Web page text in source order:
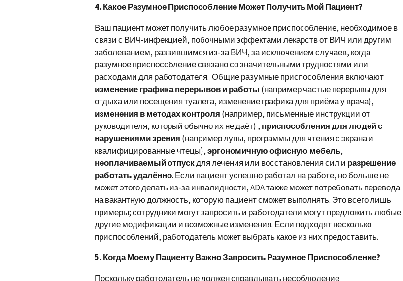
4. Какое Разумное Приспособление Может Получить Мой Пациент?
Ваш пациент может получить любое разумное приспособление, необходимое в
связи с ВИЧ-инфекцией, побочными эффектами лекарств от ВИЧ или другим
заболеванием, развившимся из-за ВИЧ, за исключением случаев, когда
разумное приспособление связано со значительными трудностями или
расходами для работодателя. Общие разумные приспособления включают
изменение графика перерывов и работы (например частые перерывы для
отдыха или посещения туалета, изменение графика для приёма у врача),
изменения в методах контроля (например, письменные инструкции от
руководителя, который обычно их не даёт) , приспособления для людей с
нарушениями зрения (например лупы, программы для чтения с экрана и
квалифицированные чтецы),эргономичную офисную мебель,
неоплачиваемый отпускдля лечения или восстановления сил и разрешение
работать удалённо. Если пациент успешно работал на работе, но больше не
может этого делать из-за инвалидности, ADA также может потребовать перевода
на вакантную должность, которую пациент сможет выполнять. Это всего лишь
примеры; сотрудники могут запросить и работодатели могут предложить любые
другие модификации и возможные изменения. Если подходят несколько
приспособлений, работодатель может выбрать какое из них предоставить.
5. Когда Моему Пациенту Важно Запросить Разумное Приспособление?
Поскольку работодатель не должен оправдывать несоблюдение